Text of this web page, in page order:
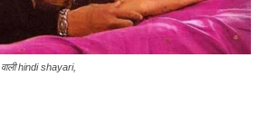
hindi shayari,